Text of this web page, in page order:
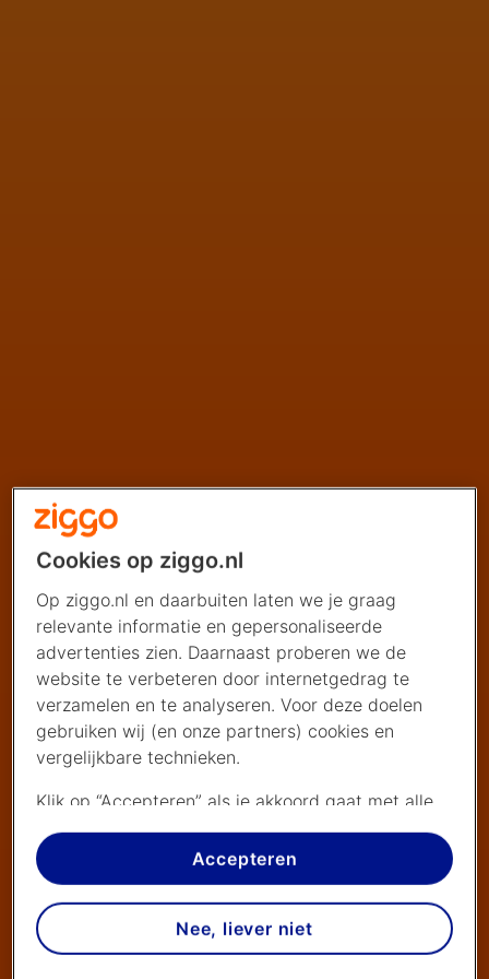
Cookies op ziggo.nl
Op ziggo.nl en daarbuiten laten we je graag
relevante informatie en gepersonaliseerde
advertenties zien. Daarnaast proberen we de
website te verbeteren door internetgedrag te
verzamelen en te analyseren. Voor deze doelen
gebruiken wij (en onze partners) cookies en
vergelijkbare technieken.
Klik op “Accepteren” als je akkoord gaat met alle
cookies. Kies je voor “Nee, liever niet”, dan
plaatsen we alleen strikt noodzakelijke cookies om
de website goed te laten werken. Dat betekent
dat we geen vormen van personalisatie
toepassen.
Accepteren
Nee, liever niet